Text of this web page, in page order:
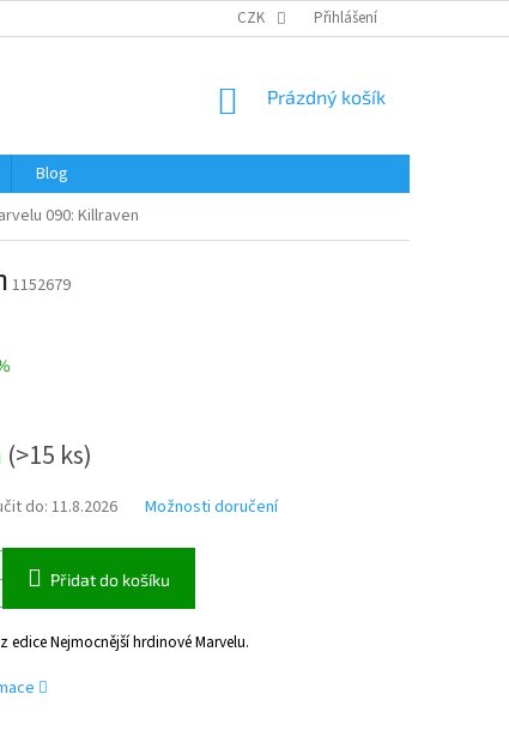
A NÁVODY OBCHODNÍ PODMÍNKY OCHRANA OSOBNÍCH
CZK Přihlášení
NÁKUPNÍ
Prázdný košík
Blog
090: Killraven
1152679
(>15 ks)
do: 11.8.2026 Možnosti doručení
Přidat do košíku
edice Nejmocnější hrdinové Marvelu.